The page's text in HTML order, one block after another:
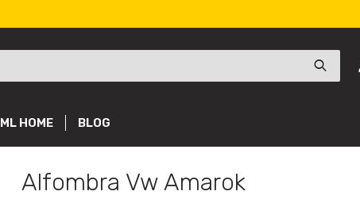
ML HOME BLOG
Alfombra Vw Amarok